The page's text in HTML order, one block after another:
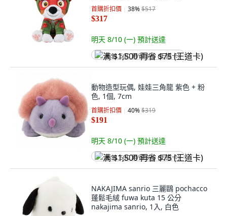
首購折扣價 38%$517
$317
明天 8/10 (一) 預計送達
满 $1,500 再省 $75 (王道卡)
動物造型玩偶, 娃娃三角龍 紫色 + 粉
色, 1個, 7cm
首購折扣價 40%$319
$191
明天 8/10 (一) 預計送達
满 $1,500 再省 $75 (王道卡)
NAKAJIMA sanrio 三麗鷗 pochacco
蓬鬆毛絨 fuwa kuta 15 公分
nakajima sanrio, 1入, 白色